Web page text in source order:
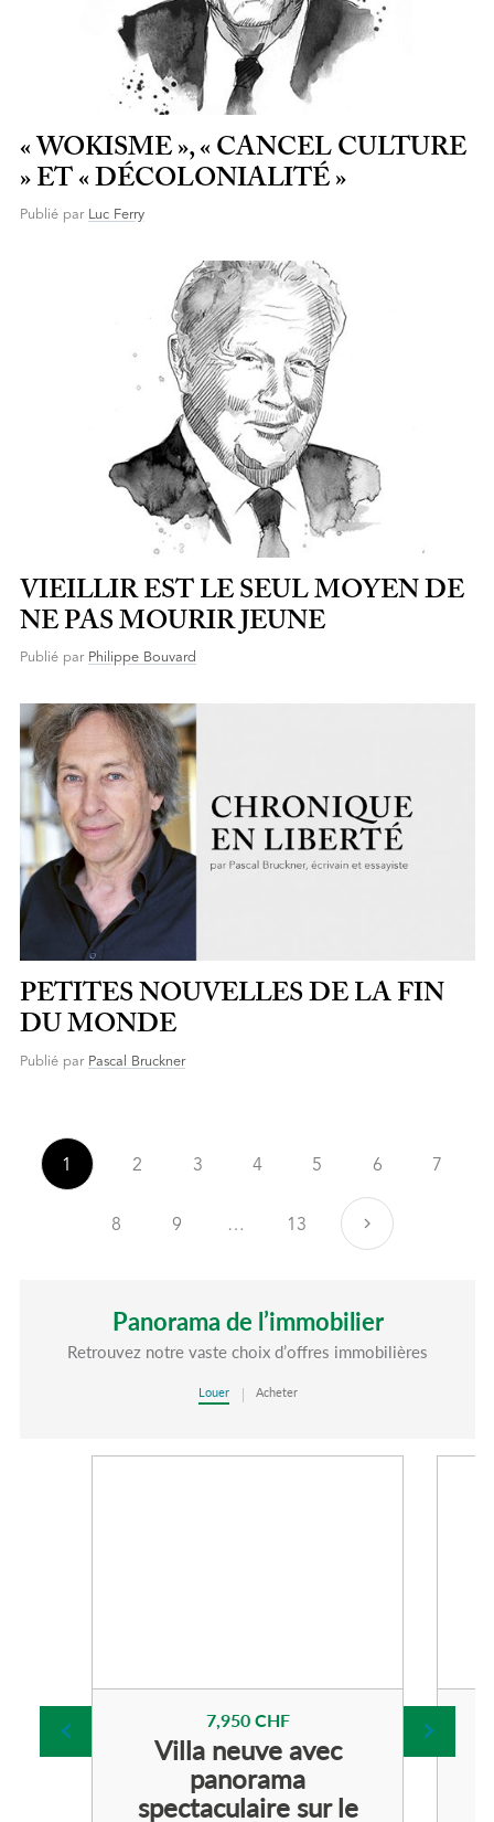
« WOKISME », « CANCEL CULTURE
» ET « DÉCOLONIALITÉ »
Publié par Luc Ferry
VIEILLIR EST LE SEUL MOYEN DE
NE PAS MOURIR JEUNE
Publié par Philippe Bouvard
PETITES NOUVELLES DE LA FIN
DU MONDE
Publié par Pascal Bruckner
1 2 3 4 5 6 7
8 9 … 13